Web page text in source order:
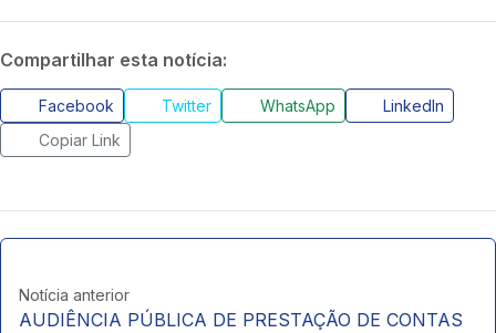
Compartilhar esta notícia:
Facebook Twitter WhatsApp
LinkedIn
Copiar Link
Notícia anterior
AUDIÊNCIA PÚBLICA DE PRESTAÇÃO DE CONTAS